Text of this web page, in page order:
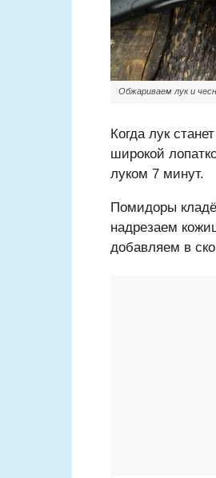
Обжариваем лук и
Когда лук
широкой
луком 7 минут.
Помидоры
надрезаем
добавляем в